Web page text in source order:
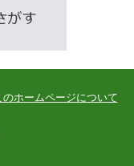
のホームページについて